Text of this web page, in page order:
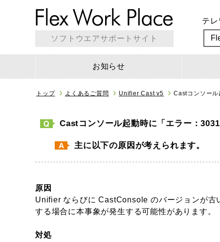
ソフトウエアサポートサイト
テ
お知らせ
トップ よくあるご質問 Unifier Cast v5 Castコンソー
Castコンソール起動時に「エラー：
主に以下の原因が考えられます。
原因
Unifier ならびに CastConsole のバージョンが
する場合に本事象が発生する可能性があります。
対処